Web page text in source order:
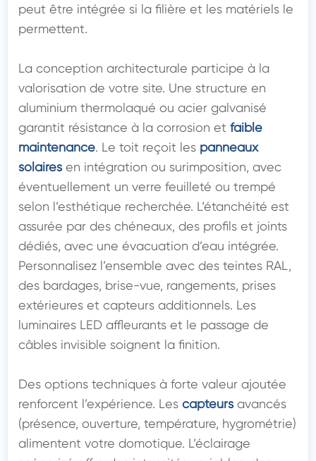
peut être intégrée si la filière et les matériels le
permettent.
La conception architecturale participe à la
valorisation de votre site. Une structure en
aluminium thermolaqué ou acier galvanisé
garantit résistance à la corrosion et faible
maintenance. Le toit reçoit les panneaux
solaires en intégration ou surimposition, avec
éventuellement un verre feuilleté ou trempé
selon l’esthétique recherchée. L’étanchéité est
assurée par des chéneaux, des profils et joints
dédiés, avec une évacuation d’eau intégrée.
Personnalisez l’ensemble avec des teintes RAL,
des bardages, brise-vue, rangements, prises
extérieures et capteurs additionnels. Les
luminaires LED affleurants et le passage de
câbles invisible soignent la finition.
Des options techniques à forte valeur ajoutée
renforcent l’expérience. Les capteurs avancés
(présence, ouverture, température, hygrométrie)
alimentent votre domotique. L’éclairage